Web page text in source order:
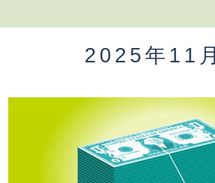
2025年11月